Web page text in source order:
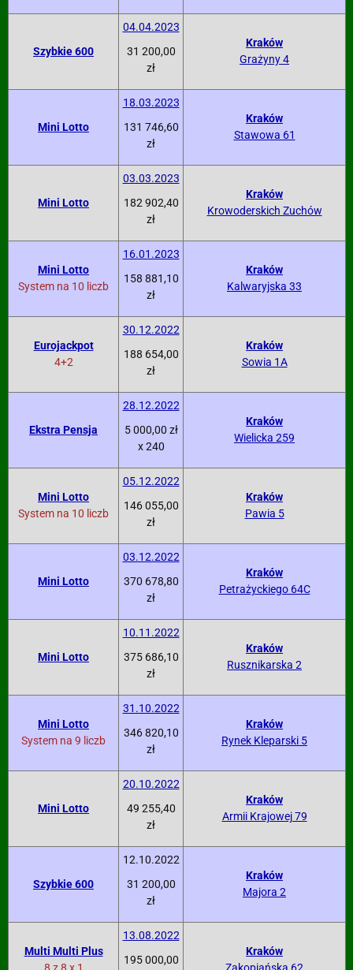
Szybkie 600
04.04.2023
31 200,00
zł
Kraków
Grażyny 4
Mini Lotto
18.03.2023
131 746,60
zł
Kraków
Stawowa 61
Mini Lotto
03.03.2023
182 902,40
zł
Kraków
Krowoderskich Zuchów
Mini Lotto
System na 10 liczb
16.01.2023
158 881,10
zł
Kraków
Kalwaryjska 33
Eurojackpot
4+2
30.12.2022
188 654,00
zł
Kraków
Sowia 1A
Ekstra Pensja
28.12.2022
5 000,00 zł
x 240
Kraków
Wielicka 259
Mini Lotto
System na 10 liczb
05.12.2022
146 055,00
zł
Kraków
Pawia 5
Mini Lotto
03.12.2022
370 678,80
zł
Kraków
Petrażyckiego 64C
Mini Lotto
10.11.2022
375 686,10
zł
Kraków
Rusznikarska 2
Mini Lotto
System na 9 liczb
31.10.2022
346 820,10
zł
Kraków
Rynek Kleparski 5
Mini Lotto
20.10.2022
49 255,40
zł
Kraków
Armii Krajowej 79
Szybkie 600
12.10.2022
31 200,00
zł
Kraków
Majora 2
Multi Multi Plus
13.08.2022
195 000,00
Kraków